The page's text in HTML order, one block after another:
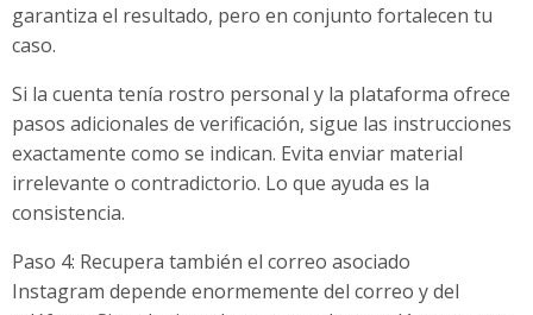
garantiza el resultado, pero en conjunto fortalecen tu
caso.
Si la cuenta tenía rostro personal y la plataforma ofrece
pasos adicionales de verificación, sigue las instrucciones
exactamente como se indican. Evita enviar material
irrelevante o contradictorio. Lo que ayuda es la
consistencia.
Paso 4: Recupera también el correo asociado
Instagram depende enormemente del correo y del